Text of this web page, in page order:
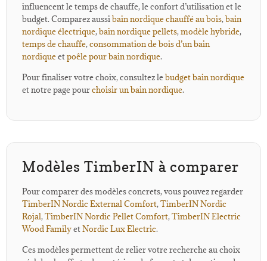
influencent le temps de chauffe, le confort d’utilisation et le
budget. Comparez aussibain nordique chauffé au bois,bain
nordique électrique,bain nordique pellets,modèle hybride,
temps de chauffe,consommation de bois d’un bain
nordiqueetpoêle pour bain nordique.
Pour finaliser votre choix, consultez lebudget bain nordique
et notre page pourchoisir un bain nordique.
Modèles TimberIN à comparer
Pour comparer des modèles concrets, vous pouvez regarder
TimberIN Nordic External Comfort,TimberIN Nordic
Rojal,TimberIN Nordic Pellet Comfort,TimberIN Electric
Wood FamilyetNordic Lux Electric.
Ces modèles permettent de relier votre recherche au choix